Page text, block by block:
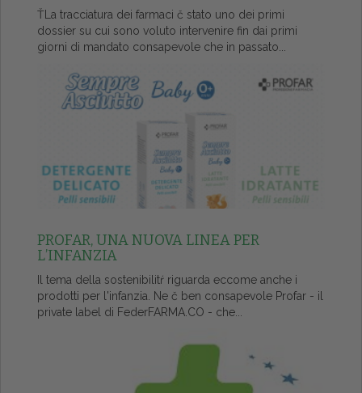
ŤLa tracciatura dei farmaci č stato uno dei primi
dossier su cui sono voluto intervenire fin dai primi
giorni di mandato consapevole che in passato...
PROFAR, UNA NUOVA LINEA PER
L’INFANZIA
Il tema della sostenibilitŕ riguarda eccome anche i
prodotti per l'infanzia. Ne č ben consapevole Profar - il
private label di FederFARMA.CO - che...